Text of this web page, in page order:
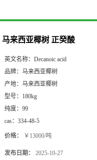
马来西亚椰树 正癸酸
英文名称： Decanoic acid
品牌： 马来西亚椰树
产地： 马来西亚椰树
型号： 180kg
纯度： 99
cas： 334-48-5
价格： ￥13000/吨
发布日期： 2025-10-27